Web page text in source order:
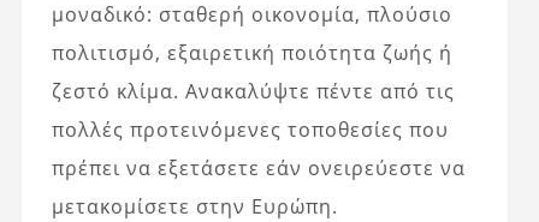
μοναδικό: σταθερή οικονομία, πλούσιο
πολιτισμό, εξαιρετική ποιότητα ζωής ή
ζεστό κλίμα. Ανακαλύψτε πέντε από τις
πολλές προτεινόμενες τοποθεσίες που
πρέπει να εξετάσετε εάν ονειρεύεστε να
μετακομίσετε στην Ευρώπη.